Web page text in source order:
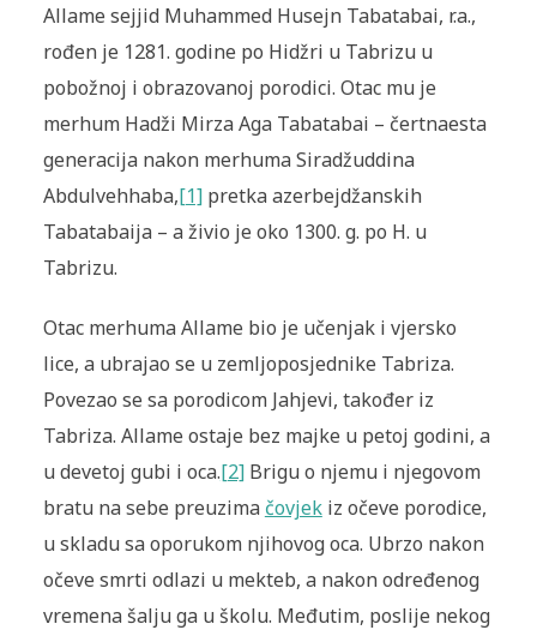
Allame sejjid Muhammed Husejn Tabatabai, r.a.,
rođen je 1281. godine po Hidžri u Tabrizu u
pobožnoj i obrazovanoj porodici. Otac mu je
merhum Hadži Mirza Aga Tabatabai – čertnaesta
generacija nakon merhuma Siradžuddina
Abdulvehhaba,[1]pretka azerbejdžanskih
Tabatabaija – a živio je oko 1300. g. po H. u
Tabrizu.
Otac merhuma Allame bio je učenjak i vjersko
lice, a ubrajao se u zemljoposjednike Tabriza.
Povezao se sa porodicom Jahjevi, također iz
Tabriza. Allame ostaje bez majke u petoj godini, a
u devetoj gubi i oca.[2]Brigu o njemu i njegovom
bratu na sebe preuzima čovjekiz očeve porodice,
u skladu sa oporukom njihovog oca. Ubrzo nakon
očeve smrti odlazi u mekteb, a nakon određenog
vremena šalju ga u školu. Međutim, poslije nekog